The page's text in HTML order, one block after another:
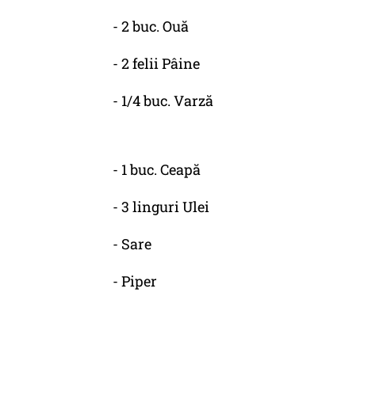
- 2 buc. Ouă
- 2 felii Pâine
- 1/4 buc. Varză
- 1 buc. Ceapă
- 3 linguri Ulei
- Sare
- Piper